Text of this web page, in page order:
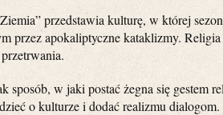
przedstawia kulturę, w której
przez apokaliptyczne kataklizmy. Religia
sposób, w jaki postać żegna się gestem
o kulturze i dodać realizmu dialogom.